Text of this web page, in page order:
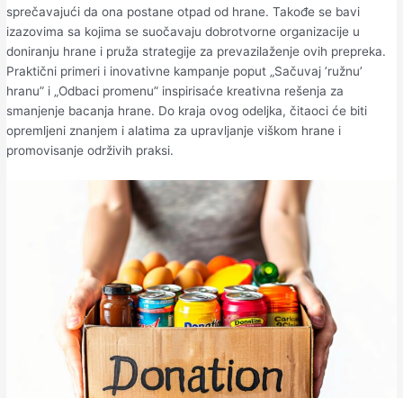
sprečavajući da ona postane otpad od hrane. Takođe se bavi
izazovima sa kojima se suočavaju dobrotvorne organizacije u
doniranju hrane i pruža strategije za prevazilaženje ovih prepreka.
Praktični primeri i inovativne kampanje poput „Sačuvaj ’ružnu’
hranu” i „Odbaci promenu” inspirisaće kreativna rešenja za
smanjenje bacanja hrane. Do kraja ovog odeljka, čitaoci će biti
opremljeni znanjem i alatima za upravljanje viškom hrane i
promovisanje održivih praksi.